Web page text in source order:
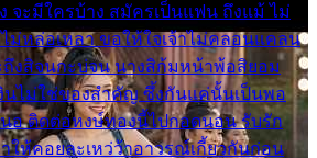
จะมีใครบ้าง สมัครเป็นแฟน ถึงแม้ ไม่
ม่หล่อเหลา ขอให้ใจเจ้าไม่คลอนแคลน
ถึงสิจนกะบ่จน นางสิก้มหน้าพ้อสิยอม
นไม่ใช่ของสำคัญ ซึ้งกันแค่นั้นเป็นพอ
อ ติดต่อหงษ์ทองนี้ไปกอดนอน รับรัก
ให้คอยละเหว่ว้าอาวรณ์เกี้ยวกันก่อน